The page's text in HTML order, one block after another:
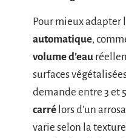
Pour mieux adapter
automatique,
volume d’eau
surfaces
demande entre 3 et 5
carré lors d’un
varie selon la